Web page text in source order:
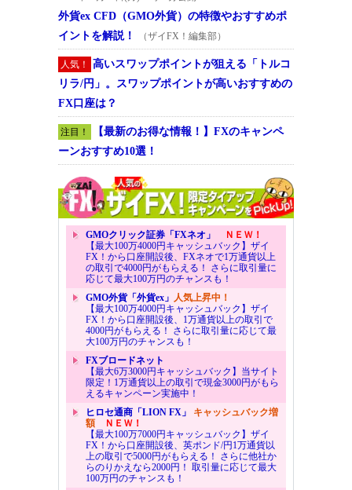
外貨ex CFD（GMO外貨）の特徴やおすすめポ
イントを解説！
（ザイFX！編集部）
人気！
高いスワップポイントが狙える「トルコ
リラ/円」。スワップポイントが高いおすすめの
FX口座は？
注目！
【最新のお得な情報！】FXのキャンペ
ーンおすすめ10選！
GMOクリック証券「FXネオ」
ＮＥＷ！
【最大100万4000円キャッシュバック】ザイ
FX！から口座開設後、FXネオで1万通貨以上
の取引で4000円がもらえる！ さらに取引量に
応じて最大100万円のチャンスも！
GMO外貨「外貨ex」 人気上昇中！
【最大100万4000円キャッシュバック】ザイ
FX！から口座開設後、1万通貨以上の取引で
4000円がもらえる！ さらに取引量に応じて最
大100万円のチャンスも！
FXブロードネット
【最大6万3000円キャッシュバック】当サイト
限定！1万通貨以上の取引で現金3000円がもら
えるキャンペーン実施中！
ヒロセ通商「LION FX」 キャッシュバック増
額ＮＥＷ！
【最大100万7000円キャッシュバック】ザイ
FX！から口座開設後、英ポンド/円1万通貨以
上の取引で5000円がもらえる！ さらに他社か
らのりかえなら2000円！ 取引量に応じて最大
100万円のチャンスも！